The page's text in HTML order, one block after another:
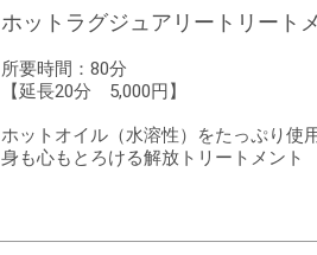
ホットラグジュアリートリート
所要時間： 80分
【延長20分 5,000円】
ホットオイル（水溶性）をたっぷり使
身も心もとろける解放トリートメント